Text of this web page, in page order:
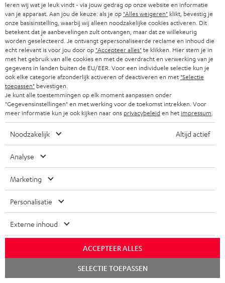
product, ook het gratis artikel Teufel MOVE 2 geretourneerd dient te
worden.
Let op
Bij het leveren van gratis producten in het kader van promotionele acties
gelden – afwijkend van onze algemene voorwaarden – voor deze
producten geldt de garantie van 2 jaar niet.
Levering
De levering van het gratis artikel Teufel MOVE 2 hoeft niet per se
tegelijkertijd met het aangeschafte product plaats te vinden. De levering
kan eventueel ook later plaatsvinden.
Audio-expertise sinds 1979
leren wij wat je leuk vindt - via jouw gedrag op onze website en informatie
van je apparaat. Aan jou de keuze: als je op "Alles weigeren" klikt, bevestig je
onze basisinstelling, waarbij wij alleen noodzakelijke cookies activeren. Dit
betekent dat je aanbevelingen zult ontvangen, maar dat ze willekeurig
worden geselecteerd. Je ontvangt gepersonaliseerde reclame en inhoud die
echt relevant is voor jou door op "Accepteer alles"te klikken. Hier stem je in
met het gebruik van alle cookies en met de overdracht en verwerking van je
gegevens in landen buiten de EU/EER. Voor een individuele selectie kun je
ook elke categorie afzonderlijk activeren of deactiveren en met "Selectie
toepassen" bevestigen.
Je kunt alle toestemmingen op elk moment aanpassen onder
"Gegevensinstellingen" en met werking voor de toekomst intrekken. Voor
meer informatie kun je ook kijken naar ons privacybeleiden het impressum
Noodzakelijk Altijd actief
Analyse
Marketing
Personalisatie
Externe inhoud
ACCEPTEER ALLES
SELECTIE TOEPASSEN